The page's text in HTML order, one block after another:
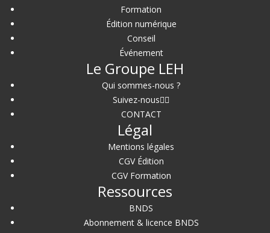
Formation
Édition numérique
Conseil
Événement
Le Groupe LEH
Qui sommes-nous ?
Suivez-nous
CONTACT
Légal
Mentions légales
CGV Édition
CGV Formation
Ressources
BNDS
Abonnement & licence BNDS